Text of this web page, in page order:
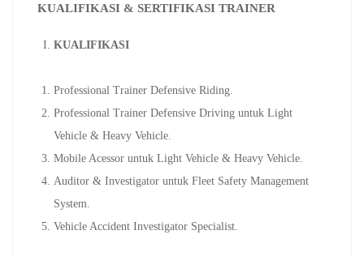
KUALIFIKASI & SERTIFIKASI TRAINER
KUALIFIKASI
Professional Trainer Defensive Riding.
Professional Trainer Defensive Driving untuk Light
Vehicle & Heavy Vehicle.
Mobile Acessor untuk Light Vehicle & Heavy Vehicle.
Auditor & Investigator untuk Fleet Safety Management
System.
Vehicle Accident Investigator Specialist.